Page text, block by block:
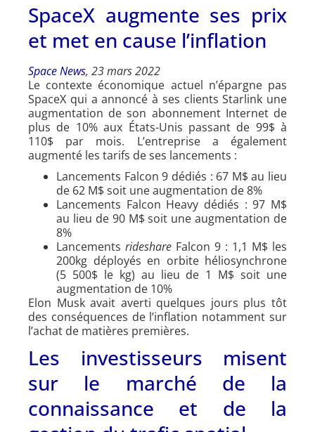
SpaceX augmente ses prix
et met en cause l’inflation
Space News, 23 mars 2022
Le contexte économique actuel n’épargne pas
SpaceX qui a annoncé à ses clients Starlink une
augmentation de son abonnement Internet de
plus de 10% aux États-Unis passant de 99$ à
110$ par mois. L’entreprise a également
augmenté les tarifs de ses lancements :
Lancements Falcon 9 dédiés : 67 M$ au lieu
de 62 M$ soit une augmentation de 8%
Lancements Falcon Heavy dédiés : 97 M$
au lieu de 90 M$ soit une augmentation de
8%
Lancements rideshare Falcon 9 : 1,1 M$ les
200kg déployés en orbite héliosynchrone
(5 500$ le kg) au lieu de 1 M$ soit une
augmentation de 10%
Elon Musk avait averti quelques jours plus tôt
des conséquences de l’inflation notamment sur
l’achat de matières premières.
Les investisseurs misent
sur le marché de la
connaissance et de la